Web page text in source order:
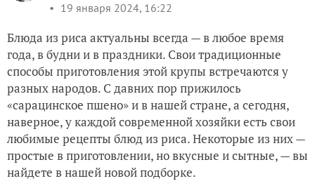
19 января 2024, 16:22
Блюда из риса актуальны всегда — в любое время
года, в будни и в праздники. Свои традиционные
способы приготовления этой крупы встречаются у
разных народов. С давних пор прижилось
«сарацинское пшено» и в нашей стране, а сегодня,
наверное, у каждой современной хозяйки есть свои
любимые рецепты блюд из риса. Некоторые из них —
простые в приготовлении, но вкусные и сытные, — вы
найдете в нашей новой подборке.